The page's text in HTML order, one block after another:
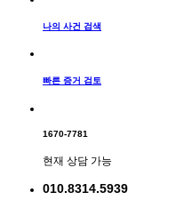
나의 사건 검색
빠른 증거 검토
1670-7781
현재 상담 가능
010.8314.5939